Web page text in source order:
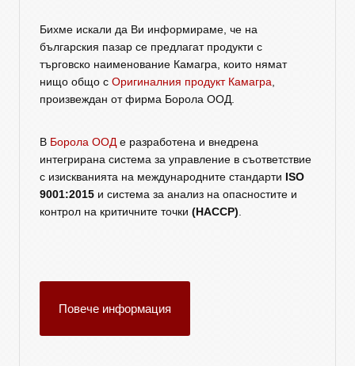
Бихме искали да Ви информираме, че на
българския пазар се предлагат продукти с
търговско наименование Камагра, които нямат
нищо общо с Оригиналния продукт Камагра,
произвеждан от фирма Борола ООД.
В Борола ООДе разработена и внедрена
интегрирана система за управление в съответствие
с изискванията на международните стандарти ISO
9001:2015 и система за анализ на опасностите и
контрол на критичните точки (HACCP).
Повече информация